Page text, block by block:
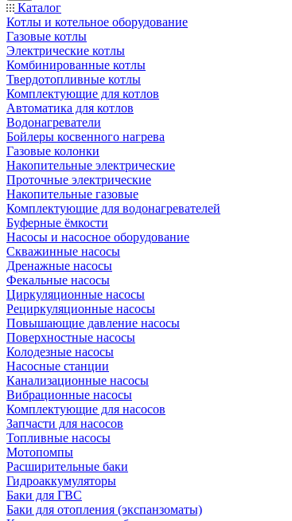
Каталог
Котлы и котельное оборудование
Газовые котлы
Электрические котлы
Комбинированные котлы
Твердотопливные котлы
Комплектующие для котлов
Автоматика для котлов
Водонагреватели
Бойлеры косвенного нагрева
Газовые колонки
Накопительные электрические
Проточные электрические
Накопительные газовые
Комплектующие для водонагревателей
Буферные ёмкости
Насосы и насосное оборудование
Скважинные насосы
Дренажные насосы
Фекальные насосы
Циркуляционные насосы
Рециркуляционные насосы
Повышающие давление насосы
Поверхностные насосы
Колодезные насосы
Насосные станции
Канализационные насосы
Вибрационные насосы
Комплектующие для насосов
Запчасти для насосов
Топливные насосы
Мотопомпы
Расширительные баки
Гидроаккумуляторы
Баки для ГВС
Баки для отопления (экспанзоматы)